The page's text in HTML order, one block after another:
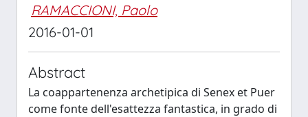
RAMACCIONI, Paolo
2016-01-01
Abstract
La coappartenenza archetipica di Senex et Puer
come fonte dell'esattezza fantastica, in grado di